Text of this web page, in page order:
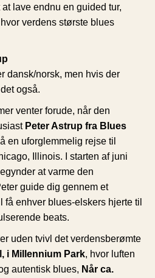
lave endnu en guided tur,
verdens største blues
dansk/norsk, men hvis der
også.
venter forude, når den
Peter Astrup fra Blues
en uforglemmelig rejse til
Illinois. I starten af juni
at varme den
guide dig gennem et
få enhver blues-elskers hjerte til
beats.
uden tvivl det verdensberømte
i Millennium Park, hvor luften
autentisk blues, Når ca.